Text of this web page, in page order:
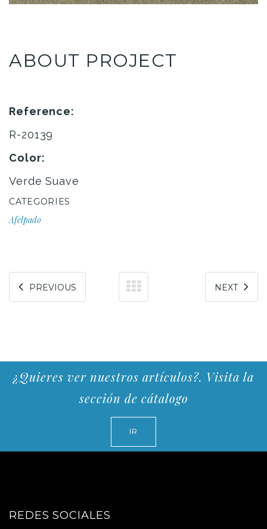
ABOUT PROJECT
Reference:
R-20139
Color:
Verde Suave
CATEGORIES
Afelpado
PREVIOUS NEXT
¿Quieres ver nuestros artículos?. Visita la
sección de cátalogo
IR
REDES SOCIALES